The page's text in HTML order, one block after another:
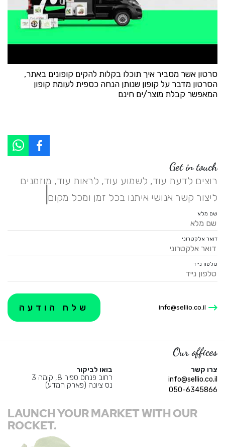
סרטון אשר מסביר איך תוכלו בקלות להקים קופונים באתר,
הסרטון מדבר על קופון שנותן הנחה כספית לעומת קופון
המאפשר קבלת מוצר/ים חינם
Get in touch
רוצים לדעת עוד, לשמוע עוד, לראות עוד, מוזמנים
ליצור קשר אנושי איתנו בכל זמן ומכל מקום.
|
שם מלא
דואר אלקטרוני
טלפון נייד
info@sellio.co.il
Our offices
צרו קשר
info@sellio.co.il
050-6345866
בואו לביקור
רחוב פנחס ספיר 8, קומה 3
נס ציונה (פארק המדע)
LAUNCH YOUR MARKET WITH OUR
ROCKET.